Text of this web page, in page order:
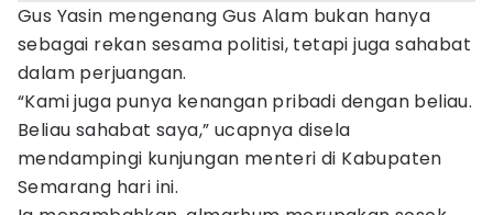
Gus Yasin mengenang Gus Alam bukan hanya
sebagai rekan sesama politisi, tetapi juga sahabat
dalam perjuangan.
“Kami juga punya kenangan pribadi dengan beliau.
Beliau sahabat saya,” ucapnya disela
mendampingi kunjungan menteri di Kabupaten
Semarang hari ini.